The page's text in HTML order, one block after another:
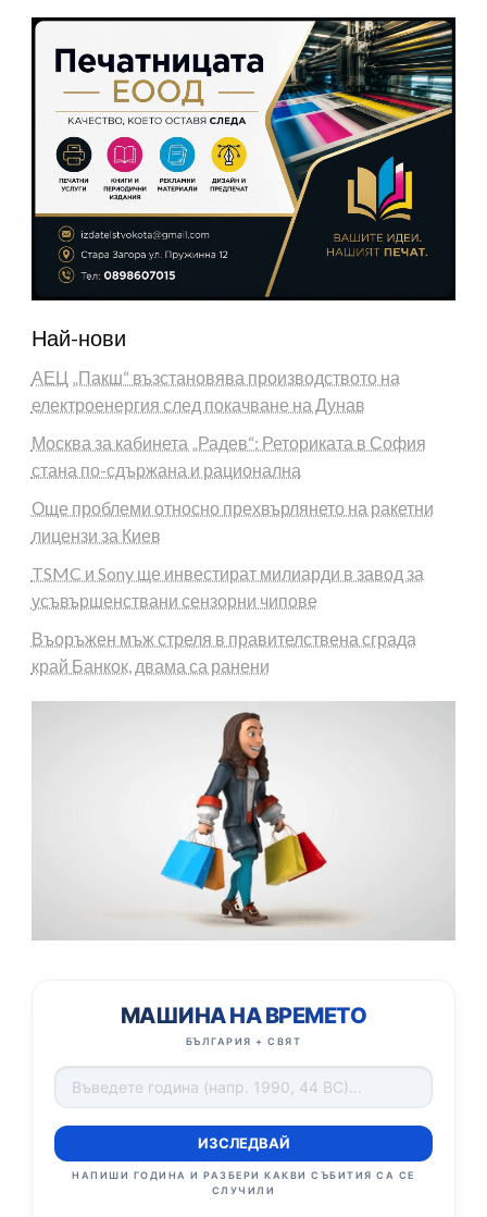
Най-нови
АЕЦ „Пакш“ възстановява производството на
електроенергия след покачване на Дунав
Москва за кабинета „Радев“: Реториката в София
стана по-сдържана и рационална
Още проблеми относно прехвърлянето на ракетни
лицензи за Киев
TSMC и Sony ще инвестират милиарди в завод за
усъвършенствани сензорни чипове
Въоръжен мъж стреля в правителствена сграда
край Банкок, двама са ранени
МАШИНА НА ВРЕМЕТО
БЪЛГАРИЯ + СВЯТ
ИЗСЛЕДВАЙ
НАПИШИ ГОДИНА И РАЗБЕРИ КАКВИ СЪБИТИЯ СА СЕ
СЛУЧИЛИ